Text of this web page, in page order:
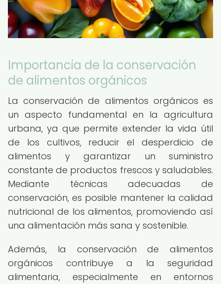
Importancia de la conservación
de alimentos orgánicos
La conservación de alimentos orgánicos es
un aspecto fundamental en la agricultura
urbana, ya que permite extender la vida útil
de los cultivos, reducir el desperdicio de
alimentos y garantizar un suministro
constante de productos frescos y saludables.
Mediante técnicas adecuadas de
conservación, es posible mantener la calidad
nutricional de los alimentos, promoviendo así
una alimentación más sana y sostenible.
Además, la conservación de alimentos
orgánicos contribuye a la seguridad
alimentaria, especialmente en entornos